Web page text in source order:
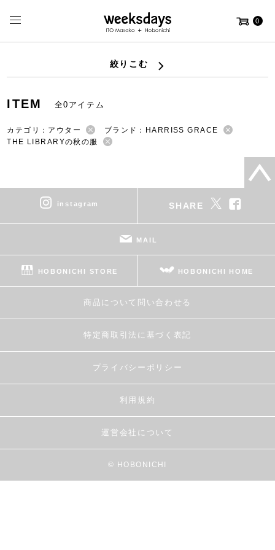
0
絞りこむ
ITEM 全0アイテム
カテゴリ：アウター
ブランド：HARRISS GRACE
THE LIBRARYの秋の服
instagram SHARE
MAIL
HOBONICHI STORE HOBONICHI HOME
商品について問い合わせる
特定商取引法に基づく表記
プライバシーポリシー
利用規約
運営会社について
© HOBONICHI